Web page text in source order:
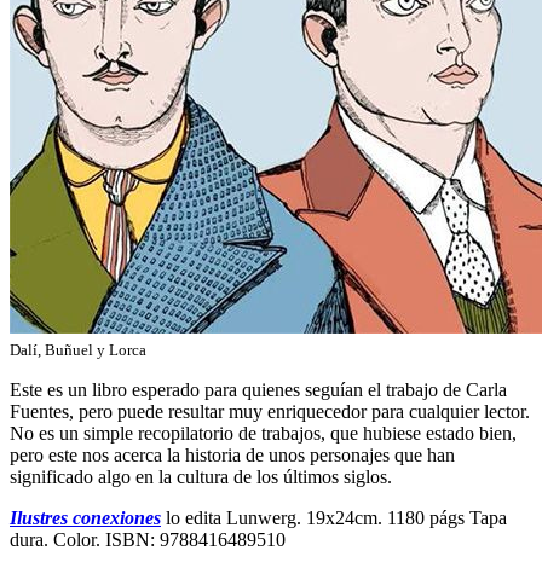
Dalí, Buñuel y Lorca
Este es un libro esperado para quienes seguían el trabajo de Carla
Fuentes, pero puede resultar muy enriquecedor para cualquier lector.
No es un simple recopilatorio de trabajos, que hubiese estado bien,
pero este nos acerca la historia de unos personajes que han
significado algo en la cultura de los últimos siglos.
Ilustres conexiones lo edita Lunwerg. 19x24cm. 1180 págs Tapa
dura. Color. ISBN: 9788416489510